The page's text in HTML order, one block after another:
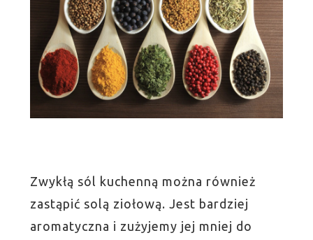
Zwykłą sól kuchenną można również
zastąpić solą ziołową. Jest bardziej
aromatyczna i zużyjemy jej mniej do